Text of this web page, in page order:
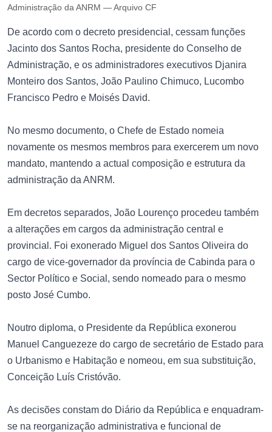
Administração da ANRM — Arquivo CF
De acordo com o decreto presidencial, cessam funções
Jacinto dos Santos Rocha, presidente do Conselho de
Administração, e os administradores executivos Djanira
Monteiro dos Santos, João Paulino Chimuco, Lucombo
Francisco Pedro e Moisés David.
No mesmo documento, o Chefe de Estado nomeia
novamente os mesmos membros para exercerem um novo
mandato, mantendo a actual composição e estrutura da
administração da ANRM.
Em decretos separados, João Lourenço procedeu também
a alterações em cargos da administração central e
provincial. Foi exonerado Miguel dos Santos Oliveira do
cargo de vice-governador da província de Cabinda para o
Sector Político e Social, sendo nomeado para o mesmo
posto José Cumbo.
Noutro diploma, o Presidente da República exonerou
Manuel Canguezeze do cargo de secretário de Estado para
o Urbanismo e Habitação e nomeou, em sua substituição,
Conceição Luís Cristóvão.
As decisões constam do Diário da República e enquadram-
se na reorganização administrativa e funcional de